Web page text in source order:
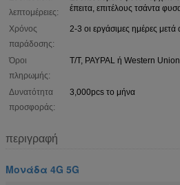
λεπτομέρειες:
έπειτα, επιτέλους τσάντα
Χρόνος
παράδοσης:
2-3 οι εργάσιμες ημέρες
Όροι
πληρωμής:
T/T, PAYPAL ή Western Union
Δυνατότητα
προσφοράς:
3,000pcs το μήνα
περιγραφή
Μονάδα 4G 5G